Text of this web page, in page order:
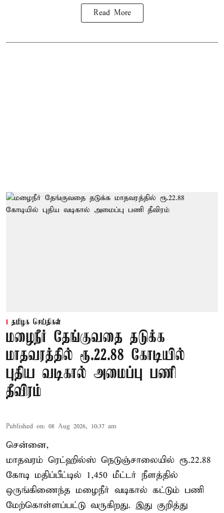
Read More
தமிழக செய்திகள்
மழைநீர் தேங்குவதை தடுக்க
மாதவரத்தில் ரூ.22.88 கோடியில்
புதிய வடிகால் அமைப்பு பணி
தீவிரம்
Published on: 08 Aug 2026, 10:37 am
சென்னை,
மாதவரம் ரெட்ஹில்ஸ் நெடுஞ்சாலையில் ரூ.22.88
கோடி மதிப்பீட்டில் 1,450 மீட்டர் நீளத்தில்
ஒருங்கிணைந்த மழைநீர் வடிகால் கட்டும் பணி
மேற்கொள்ளப்பட்டு வருகிறது. இது குறித்து